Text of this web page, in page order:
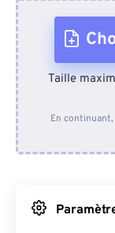
Taille
En